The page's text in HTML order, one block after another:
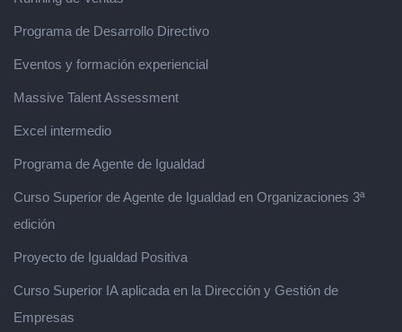
Programa de Desarrollo Directivo
Eventos y formación experiencial
Massive Talent Assessment
Excel intermedio
Programa de Agente de Igualdad
Curso Superior de Agente de Igualdad en Organizaciones 3ª
edición
Proyecto de Igualdad Positiva
Curso Superior IA aplicada en la Dirección y Gestión de
Empresas